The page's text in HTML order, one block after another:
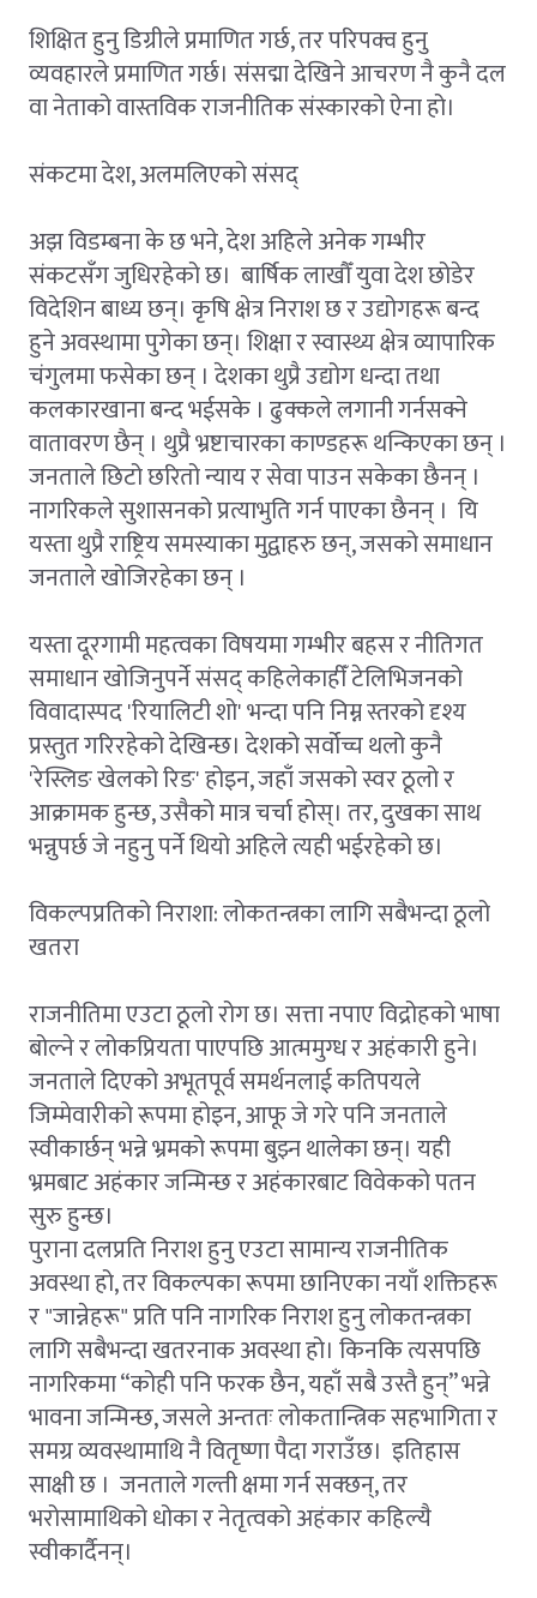
शिक्षित हुनु डिग्रीले प्रमाणित गर्छ, तर परिपक्व हुनु
व्यवहारले प्रमाणित गर्छ। संसद्मा देखिने आचरण नै कुनै दल
वा नेताको वास्तविक राजनीतिक संस्कारको ऐना हो।
संकटमा देश, अलमलिएको संसद्
अझ विडम्बना के छ भने, देश अहिले अनेक गम्भीर
संकटसँग जुधिरहेको छ। बार्षिक लाखौँ युवा देश छोडेर
विदेशिन बाध्य छन्। कृषि क्षेत्र निराश छ र उद्योगहरू बन्द
हुने अवस्थामा पुगेका छन्। शिक्षा र स्वास्थ्य क्षेत्र व्यापारिक
चंगुलमा फसेका छन् । देशका थुप्रै उद्योग धन्दा तथा
कलकारखाना बन्द भईसके । ढुक्कले लगानी गर्नसक्ने
वातावरण छैन् । थुप्रै भ्रष्टाचारका काण्डहरू थन्किएका छन् ।
जनताले छिटो छरितो न्याय र सेवा पाउन सकेका छैनन् ।
नागरिकले सुशासनको प्रत्याभुति गर्न पाएका छैनन् । यि
यस्ता थुप्रै राष्ट्रिय समस्याका मुद्वाहरु छन्, जसको समाधान
जनताले खोजिरहेका छन् ।
यस्ता दूरगामी महत्वका विषयमा गम्भीर बहस र नीतिगत
समाधान खोजिनुपर्ने संसद् कहिलेकाहीँ टेलिभिजनको
विवादास्पद 'रियालिटी शो' भन्दा पनि निम्न स्तरको दृश्य
प्रस्तुत गरिरहेको देखिन्छ। देशको सर्वोच्च थलो कुनै
'रेस्लिङ खेलको रिङ' होइन, जहाँ जसको स्वर ठूलो र
आक्रामक हुन्छ, उसैको मात्र चर्चा होस्। तर, दुखका साथ
भन्नुपर्छ जे नहुनु पर्ने थियो अहिले त्यही भईरहेको छ।
विकल्पप्रतिको निराशा: लोकतन्त्रका लागि सबैभन्दा ठूलो
खतरा
राजनीतिमा एउटा ठूलो रोग छ। सत्ता नपाए विद्रोहको भाषा
बोल्ने र लोकप्रियता पाएपछि आत्ममुग्ध र अहंकारी हुने।
जनताले दिएको अभूतपूर्व समर्थनलाई कतिपयले
जिम्मेवारीको रूपमा होइन, आफू जे गरे पनि जनताले
स्वीकार्छन् भन्ने भ्रमको रूपमा बुझ्न थालेका छन्। यही
भ्रमबाट अहंकार जन्मिन्छ र अहंकारबाट विवेकको पतन
सुरु हुन्छ।
पुराना दलप्रति निराश हुनु एउटा सामान्य राजनीतिक
अवस्था हो, तर विकल्पका रूपमा छानिएका नयाँ शक्तिहरू
र "जान्नेहरू" प्रति पनि नागरिक निराश हुनु लोकतन्त्रका
लागि सबैभन्दा खतरनाक अवस्था हो। किनकि त्यसपछि
नागरिकमा “कोही पनि फरक छैन, यहाँ सबै उस्तै हुन्” भन्ने
भावना जन्मिन्छ, जसले अन्ततः लोकतान्त्रिक सहभागिता र
समग्र व्यवस्थामाथि नै वितृष्णा पैदा गराउँछ। इतिहास
साक्षी छ । जनताले गल्ती क्षमा गर्न सक्छन्, तर
भरोसामाथिको धोका र नेतृत्वको अहंकार कहिल्यै
स्वीकार्दैनन्।